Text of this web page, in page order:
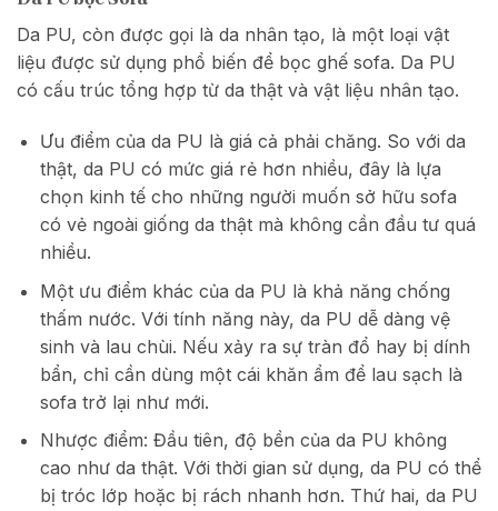
Da PU, còn được gọi là da nhân tạo, là một loại vật
liệu được sử dụng phổ biến để bọc ghế sofa. Da PU
có cấu trúc tổng hợp từ da thật và vật liệu nhân tạo.
Ưu điểm của da PU là giá cả phải chăng. So với da
thật, da PU có mức giá rẻ hơn nhiều, đây là lựa
chọn kinh tế cho những người muốn sở hữu sofa
có vẻ ngoài giống da thật mà không cần đầu tư quá
nhiều.
Một ưu điểm khác của da PU là khả năng chống
thấm nước. Với tính năng này, da PU dễ dàng vệ
sinh và lau chùi. Nếu xảy ra sự tràn đổ hay bị dính
bẩn, chỉ cần dùng một cái khăn ẩm để lau sạch là
sofa trở lại như mới.
Nhược điểm: Đầu tiên, độ bền của da PU không
cao như da thật. Với thời gian sử dụng, da PU có thể
bị tróc lớp hoặc bị rách nhanh hơn. Thứ hai, da PU